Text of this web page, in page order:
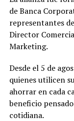
de Banca
representantes
Director
Marketing.
Desde el 5 de
quienes utilicen
ahorrar en cada
beneficio
cotidiana.